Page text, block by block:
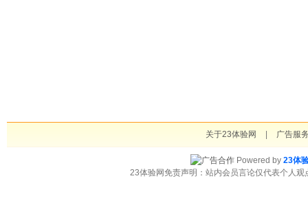
关于23体验网 广告服
Powered by 23体
23体验网免责声明：站内会员言论仅代表个人